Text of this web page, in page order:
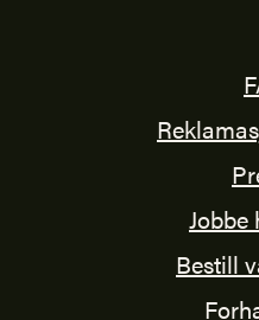
Jobbe
Bestill